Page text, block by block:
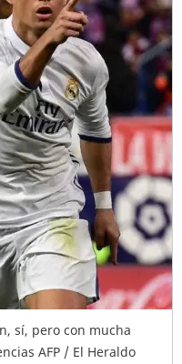
sí, pero con mucha
AFP / El Heraldo